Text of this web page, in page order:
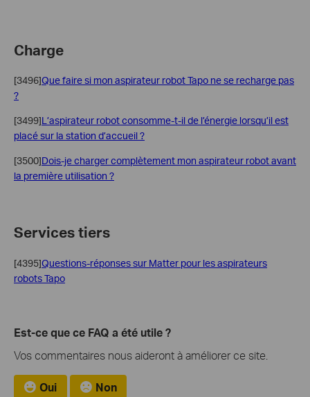
Charge
[3496]Que faire si mon aspirateur robot Tapo ne se recharge pas
?
[3499]L’aspirateur robot consomme-t-il de l’énergie lorsqu’il est
placé sur la station d’accueil ?
[3500]Dois-je charger complètement mon aspirateur robot avant
la première utilisation ?
Services tiers
[4395]Questions-réponses sur Matter pour les aspirateurs
robots Tapo
Est-ce que ce FAQ a été utile ?
Vos commentaires nous aideront à améliorer ce site.
Oui Non